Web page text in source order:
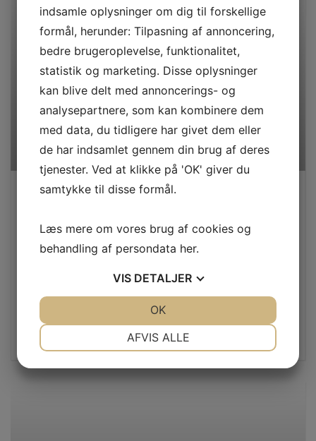
Naturlig mat lak
Behandling med 3x natur mat lak
Inkl. 2 dørtrin
fra 6.300,-
indsamle oplysninger om dig til forskellige
formål, herunder: Tilpasning af annoncering,
bedre brugeroplevelse, funktionalitet,
statistik og marketing. Disse oplysninger
kan blive delt med annoncerings- og
analysepartnere, som kan kombinere dem
med data, du tidligere har givet dem eller
de har indsamlet gennem din brug af deres
tjenester. Ved at klikke på 'OK' giver du
samtykke til disse formål.
Læs mere om vores brug af cookies og
behandling af persondata her.
VIS DETALJER
AFVIS ALLE
OK